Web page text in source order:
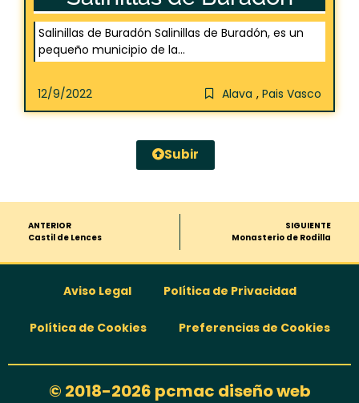
Salinillas de Buradón Salinillas de Buradón, es un
pequeño municipio de la...
12/9/2022 Alava , Pais Vasco
Subir
ANTERIOR
Castil de Lences
SIGUIENTE
Monasterio de Rodilla
Aviso Legal Política de Privacidad
Política de Cookies Preferencias de Cookies
© 2018-2026 pcmac diseño web